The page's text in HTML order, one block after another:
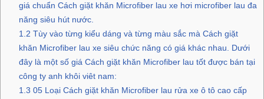
giá chuẩn Cách giặt khăn Microfiber lau xe hơi microfiber lau đa
năng siêu hút nước.
1.2 Tùy vào từng kiểu dáng và từng màu sắc mà Cách giặt
khăn Microfiber lau xe siêu chức năng có giá khác nhau. Dưới
đây là một số giá Cách giặt khăn Microfiber lau tốt được bán tại
công ty anh khôi viêt nam:
1.3 05 Loại Cách giặt khăn Microfiber lau rửa xe ô tô cao cấp